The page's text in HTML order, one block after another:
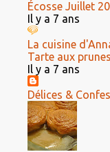
Écosse Juillet
Il y a 7 ans
La cuisine
Tarte aux
Il y a 7 ans
Délices &